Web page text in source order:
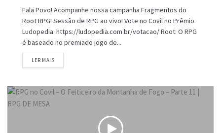
Fala Povo! Acompanhe nossa campanha Fragmentos do
Root RPG! Sessão de RPG ao vivo! Vote no Covil no Prêmio
Ludopedia: https://ludopedia.com.br/votacao/ Root: O RPG
é baseado no premiado jogo de...
LER MAISDETAILS